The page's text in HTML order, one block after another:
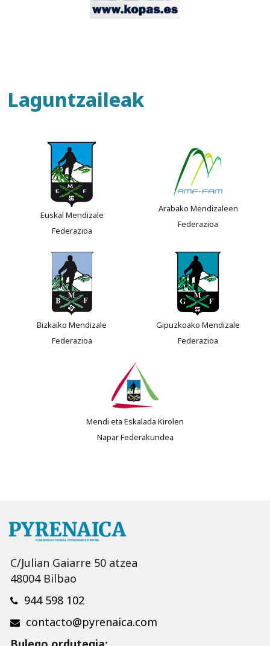
Laguntzaileak
Euskal Mendizale
Federazioa
Arabako Mendizaleen
Federazioa
Bizkaiko Mendizale
Federazioa
Gipuzkoako Mendizale
Federazioa
Mendi eta Eskalada Kirolen
Napar Federakundea
C/Julian Gaiarre 50 atzea
48004 Bilbao
944 598 102
contacto@pyrenaica.com